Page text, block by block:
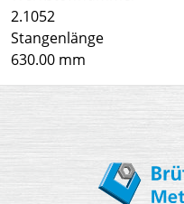
2.1052
Stangenlänge
630.00 mm